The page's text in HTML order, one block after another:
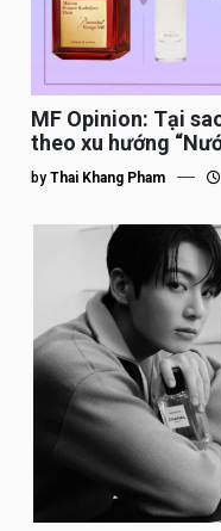
MF Opinion: Tại
theo xu hướng
by Thai Khang Pham